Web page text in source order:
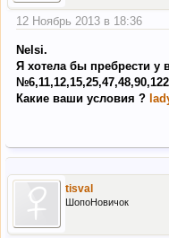
12 Ноябрь 2013 в 18:36
Nelsi.
Я хотела бы пребрести у
Какие ваши условия ?
tisval
ШопоНовичок